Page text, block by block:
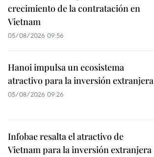
crecimiento de la contratación en
Vietnam
05/08/2026 09:56
Hanoi impulsa un ecosistema
atractivo para la inversión extranjera
05/08/2026 09:26
Infobae resalta el atractivo de
Vietnam para la inversión extranjera